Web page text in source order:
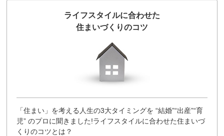
ライフスタイルに合わせた
住まいづくりのコツ
「住まい」を考える人生の3大タイミングを “結婚”“出産”“育
児” のプロに聞きました!ライフスタイルに合わせた住まいづ
くりのコツとは？